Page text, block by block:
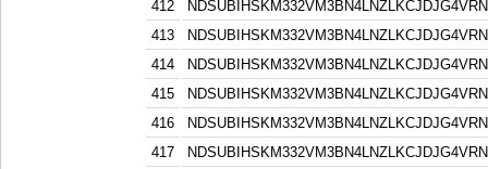
412
413
414
415
416
417